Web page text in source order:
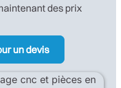
des prix
un devis